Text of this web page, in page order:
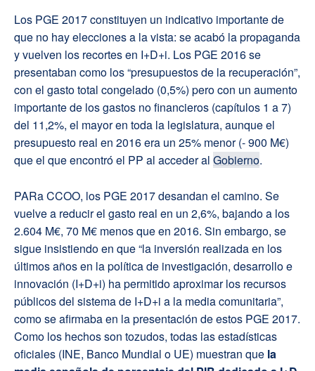
Los PGE 2017 constituyen un indicativo importante de
que no hay elecciones a la vista: se acabó la propaganda
y vuelven los recortes en I+D+i. Los PGE 2016 se
presentaban como los “presupuestos de la recuperación”,
con el gasto total congelado (0,5%) pero con un aumento
importante de los gastos no financieros (capítulos 1 a 7)
del 11,2%, el mayor en toda la legislatura, aunque el
presupuesto real en 2016 era un 25% menor (- 900 M€)
que el que encontró el PP al acceder al Gobierno.
PARa CCOO, los PGE 2017 desandan el camino. Se
vuelve a reducir el gasto real en un 2,6%, bajando a los
2.604 M€, 70 M€ menos que en 2016. Sin embargo, se
sigue insistiendo en que “la inversión realizada en los
últimos años en la política de investigación, desarrollo e
innovación (I+D+i) ha permitido aproximar los recursos
públicos del sistema de I+D+i a la media comunitaria”,
como se afirmaba en la presentación de estos PGE 2017.
Como los hechos son tozudos, todas las estadísticas
oficiales (INE, Banco Mundial o UE) muestran que la